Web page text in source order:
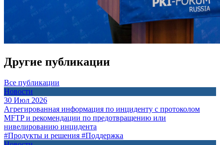
Другие публикации
Все публикации
Новости
30 Июл 2026
Агрегированная информация по инциденту с протоколом
MFTP и рекомендации по предотвращению или
нивелированию инцидента
#Продукты и решения #Поддержка